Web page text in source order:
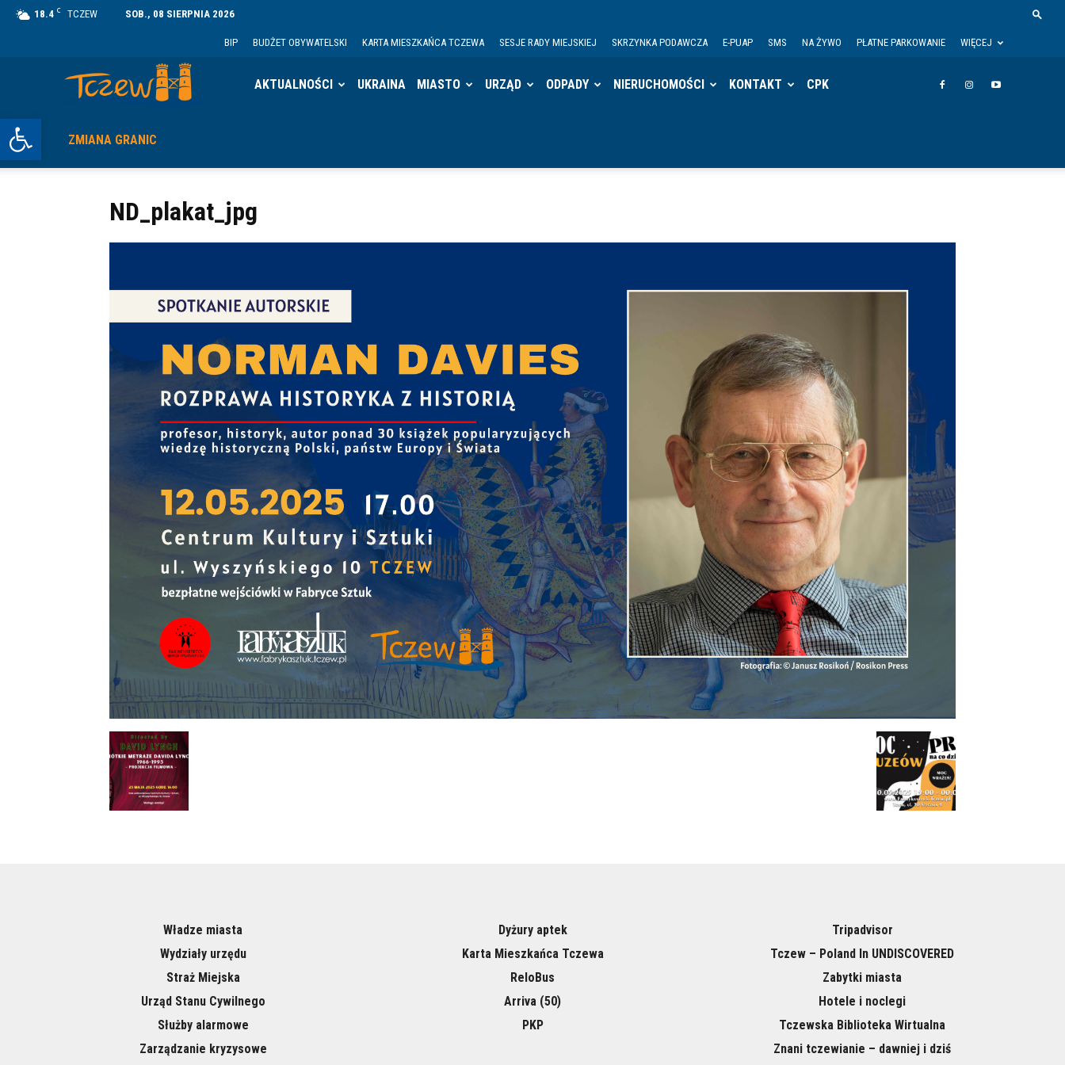
Otwórz pasek narzędzi
18.4 C TCZEW SOB., 08 SIERPNIA 2026
BIP BUDŻET OBYWATELSKI KARTA MIESZKAŃCA TCZEWA SESJE RADY MIEJSKIEJ SKRZYNKA PODAWCZA E-PUAP SMS NA ŻYWO PŁATNE PARKOWANIE WIĘCEJ
AKTUALNOŚCI UKRAINA MIASTO URZĄD ODPADY NIERUCHOMOŚCI KONTAKT CPK
ZMIANA GRANIC
ND_plakat_jpg
Władze miasta
Wydziały urzędu
Straż Miejska
Urząd Stanu Cywilnego
Służby alarmowe
Zarządzanie kryzysowe
Dyżury aptek
Karta Mieszkańca Tczewa
ReloBus
Arriva (50)
PKP
Tripadvisor
Tczew – Poland In UNDISCOVERED
Zabytki miasta
Hotele i noclegi
Tczewska Biblioteka Wirtualna
Znani tczewianie – dawniej i dziś